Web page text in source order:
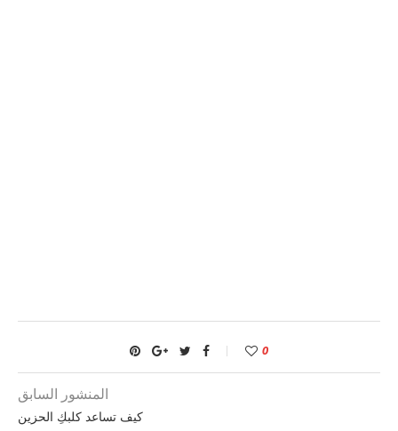
0
المنشور السابق
كيف تساعد كلبكِ الحزين